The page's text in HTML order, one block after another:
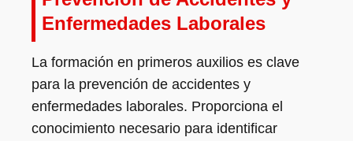
Enfermedades Laborales
La formación en primeros auxilios es clave
para la prevención de accidentes y
enfermedades laborales. Proporciona el
conocimiento necesario para identificar